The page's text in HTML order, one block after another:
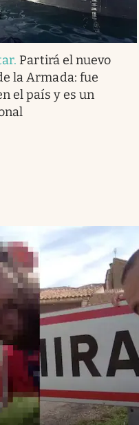
. Partirá el nuevo
la Armada: fue
el país y es un